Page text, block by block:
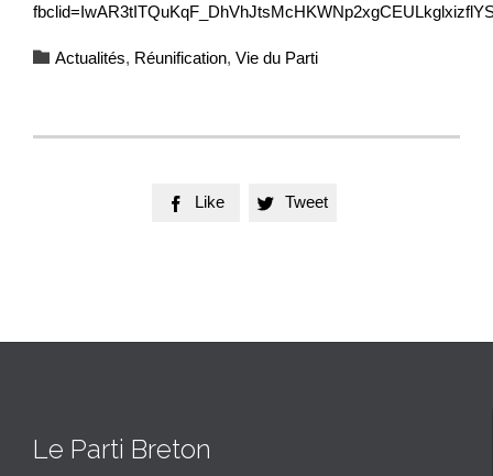
 Category
Actualités, Réunification, Vie du Parti
 Like  Tweet
Le Parti Breton